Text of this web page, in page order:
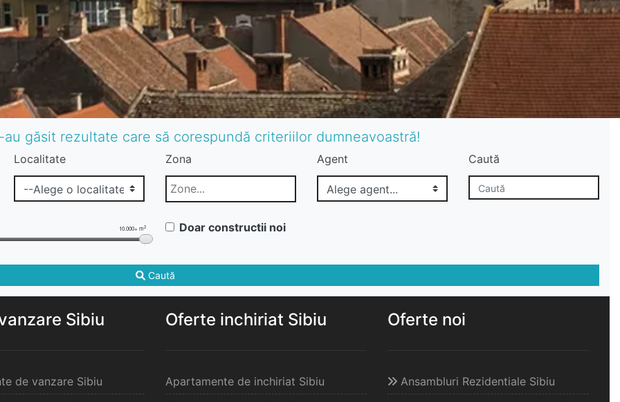
găsit rezultate care să corespundă criteriilor dumneavoastră!
Localitate Zona Agent Caută
10.000+ m2 Doar constructii noi
Caută
Sibiu
de vanzare Sibiu
Oferte inchiriat Sibiu
Apartamente de inchiriat Sibiu
Oferte noi
Ansambluri Rezidentiale Sibiu